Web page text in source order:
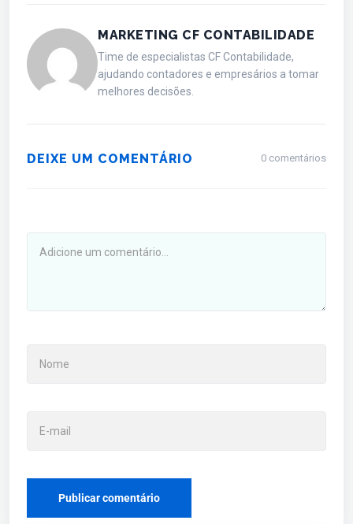
MARKETING CF CONTABILIDADE
Time de especialistas CF Contabilidade,
ajudando contadores e empresários a tomar
melhores decisões.
DEIXE UM COMENTÁRIO 0 comentários